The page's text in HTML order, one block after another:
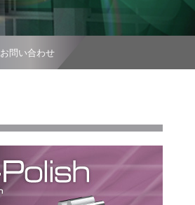
お問い合わせ